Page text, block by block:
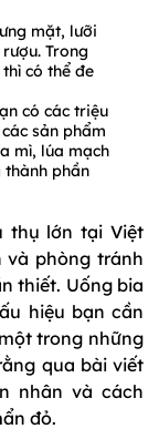
mặt, lưỡi
Trong
có thể đe
có các triệu
sản phẩm
mì, lúa mạch
thành phần
thụ lớn tại Việt
và phòng tránh
thiết. Uống bia
hiệu bạn cần
trong những
qua bài viết
nhân và cách
đỏ.